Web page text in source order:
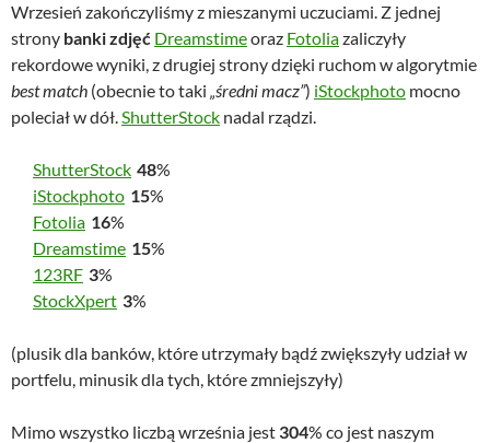
Wrzesień zakończyliśmy z mieszanymi uczuciami. Z jednej
strony banki zdjęć Dreamstimeoraz Fotoliazaliczyły
rekordowe wyniki, z drugiej strony dzięki ruchom w algorytmie
best match (obecnie to taki „średni macz”) iStockphoto mocno
poleciał w dół.ShutterStock nadal rządzi.
ShutterStock 48%
iStockphoto 15%
Fotolia 16%
Dreamstime 15%
123RF 3%
StockXpert 3%
(plusik dla banków, które utrzymały bądź zwiększyły udział w
portfelu, minusik dla tych, które zmniejszyły)
Mimo wszystko liczbą września jest 304% co jest naszym